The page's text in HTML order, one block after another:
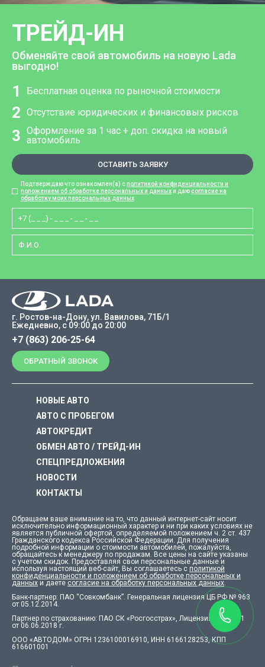
ТРЕЙД-ИН
Обменяйте свой автомобиль на новую Lada
выгодно!
1 Бесплатная оценка по рыночной стоимости
2 Отсутствие юридических и финансовых рисков
3 Оформление за 1 час + доп. скидка на новый
автомобиль
Подтверждаю что ознакомлен(а) сполитикой конфиденциальности и
положением об обработке персональных и данныхи даю согласие на
обработку моих персональных данных
ОСТАВИТЬ ЗАЯВКУ
г. Ростов-на-Дону, ул. Вавилова, 71Б/1
Ежедневно, с 09:00 до 20:00
+7 (863) 206-25-64
ОБРАТНЫЙ ЗВОНОК
НОВЫЕ АВТО
АВТО С ПРОБЕГОМ
АВТОКРЕДИТ
ОБМЕН АВТО / ТРЕЙД-ИН
СПЕЦПРЕДЛОЖЕНИЯ
НОВОСТИ
КОНТАКТЫ
Обращаем ваше внимание на то, что данный интернет-сайт носит
исключительно информационный характер и ни при каких условиях не
является публичной офертой, определяемой положением ч. 2 ст. 437
Гражданского кодекса Российской Федерации. Для получения
подробной информации о стоимости автомобилей, пожалуйста,
обращайтесь к менеджеру по продажам. Все цены на сайте указаны
с учетом скидок. Предоставляя свои персональные данные и
используя настоящий веб-сайт, Вы соглашаетесь с политикой
конфиденциальности и положением об обработке персональных и
данных и даете согласие на обработку персональных данных.
Банк-партнер: ПАО “Совкомбанк”. Генеральная лицензия ЦБ РФ № 963
от 05.12.2014.
Партнер по страхованию: ПАО СК «Росгосстрах», Лицензия СЛ №001
от 06.06.2018 г.
ООО «АВТОДОМ» ОГРН 1236100016910, ИНН 6166128253, КПП
616601001